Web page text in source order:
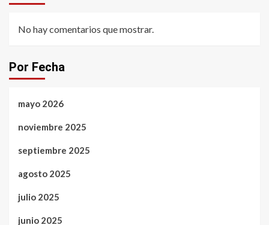
No hay comentarios que mostrar.
Por Fecha
mayo 2026
noviembre 2025
septiembre 2025
agosto 2025
julio 2025
junio 2025